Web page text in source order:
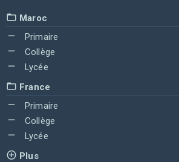
Maroc
Primaire
Collège
Lycée
France
Primaire
Collège
Lycée
Plus